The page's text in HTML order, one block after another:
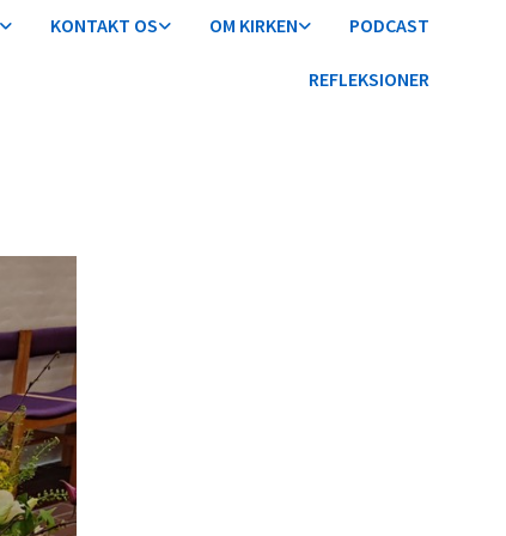
KONTAKT OS OM KIRKEN PODCAST
REFLEKSIONER